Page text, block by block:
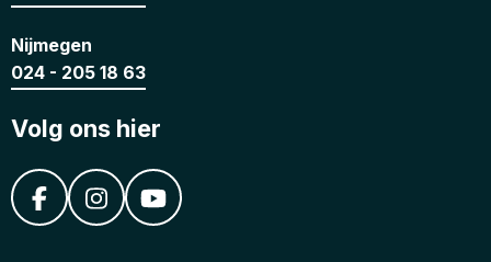
Nijmegen
024 - 205 18 63
Volg ons hier